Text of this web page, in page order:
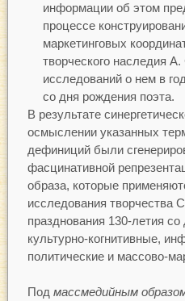
информации об этом
процессе
маркетинговых
творческого наследия
исследований о нем в
со дня рождения поэта.
В результате
осмыслении указанных
дефиниций были
фасцинативной
образа, которые
исследования творчества
празднования 130-летия со
культурно-когнитивные,
политические и массово-
Под массмедийным